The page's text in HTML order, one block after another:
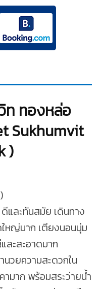
ท ทองหล่อ
Sukhumvit
)
และทันสมัย เดินทาง
หญ่มาก เตียงนอนนุ่ม
ละสะอาดมาก
วยความสะดวกใน
มาก พร้อมสระว่ายน้ำ